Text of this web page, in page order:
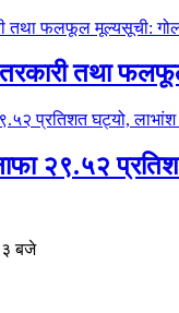
तथा
२९.५२
बजे